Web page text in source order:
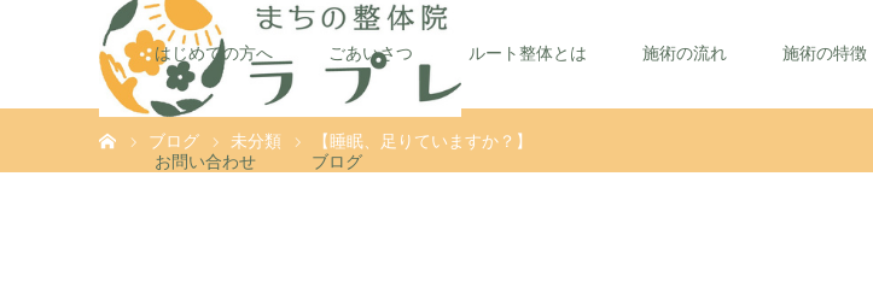
はじめての方へ ごあいさつ ルート整体とは 施術の流れ 施術の特徴
お問い合わせ ブログ
ブログ 未分類 【睡眠、足りていますか？】